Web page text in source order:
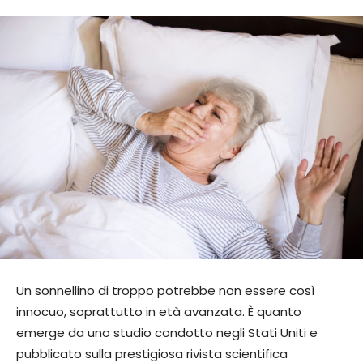
Un sonnellino di troppo potrebbe non essere così
innocuo, soprattutto in età avanzata. È quanto
emerge da uno studio condotto negli Stati Uniti e
pubblicato sulla prestigiosa rivista scientifica